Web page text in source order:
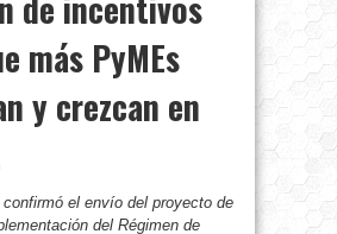
más PyMEs
y crezcan en
el envío del proyecto de
del Régimen de